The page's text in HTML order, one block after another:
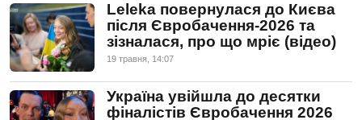
Leleka повернулася до Києва
після Євробачення-2026 та
зізналася, про що мріє (відео)
19 травня, 14:07
Україна увійшла до десятки
фіналістів Євробачення 2026